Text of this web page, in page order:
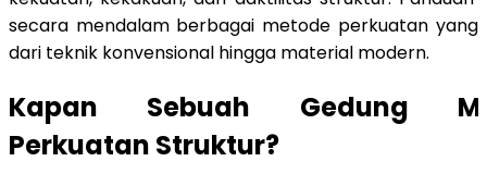
secara mendalam berbagai metode perkuatan yang
dari teknik konvensional hingga material modern.
Kapan Sebuah Gedung
Perkuatan Struktur?